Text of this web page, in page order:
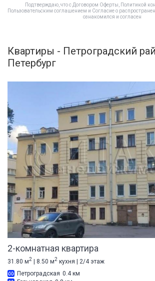
Подтверждаю, что с Договором Оферты Политикой
Пользовательским соглашением и Согласие о
ознакомился и согласен
Квартиры - Петроградский
Петербург
2-комнатная квартира
31.80 м2 | 8.50 м2 кухня | 2/4 этаж
Петроградская 0.4 км